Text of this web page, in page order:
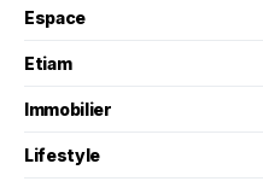
Espace
Etiam
Immobilier
Lifestyle